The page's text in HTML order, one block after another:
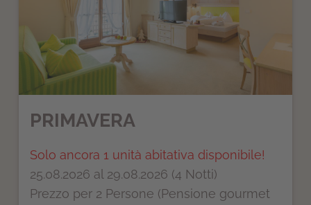
PRIMAVERA
Solo ancora 1 unità abitativa disponibile!
25.08.2026 al 29.08.2026 (4 Notti)
Prezzo per 2 Persone (Pensione gourmet